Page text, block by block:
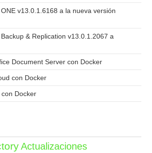
v13.0.1.6168 a la nueva versión
& Replication v13.0.1.2067 a
Document Server con Docker
con Docker
Docker
Actualizaciones